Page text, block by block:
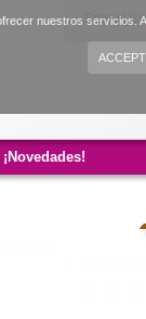
nuestros servicios.
ACCEPT
Entrar|
¡Novedades!